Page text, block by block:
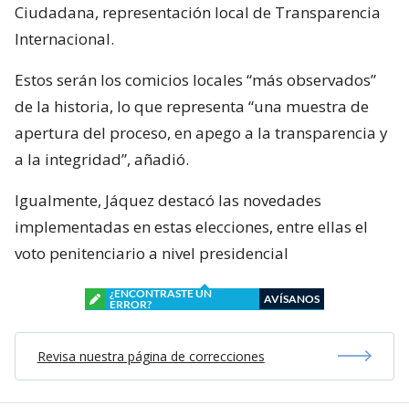
Ciudadana, representación local de Transparencia
Internacional.
Estos serán los comicios locales “más observados”
de la historia, lo que representa “una muestra de
apertura del proceso, en apego a la transparencia y
a la integridad”, añadió.
Igualmente, Jáquez destacó las novedades
implementadas en estas elecciones, entre ellas el
voto penitenciario a nivel presidencial
¿ENCONTRASTE UN
ERROR?
AVÍSANOS
Revisa nuestra página de correcciones